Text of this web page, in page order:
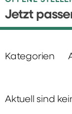
Jetzt
Kategorien
Aktuell sind